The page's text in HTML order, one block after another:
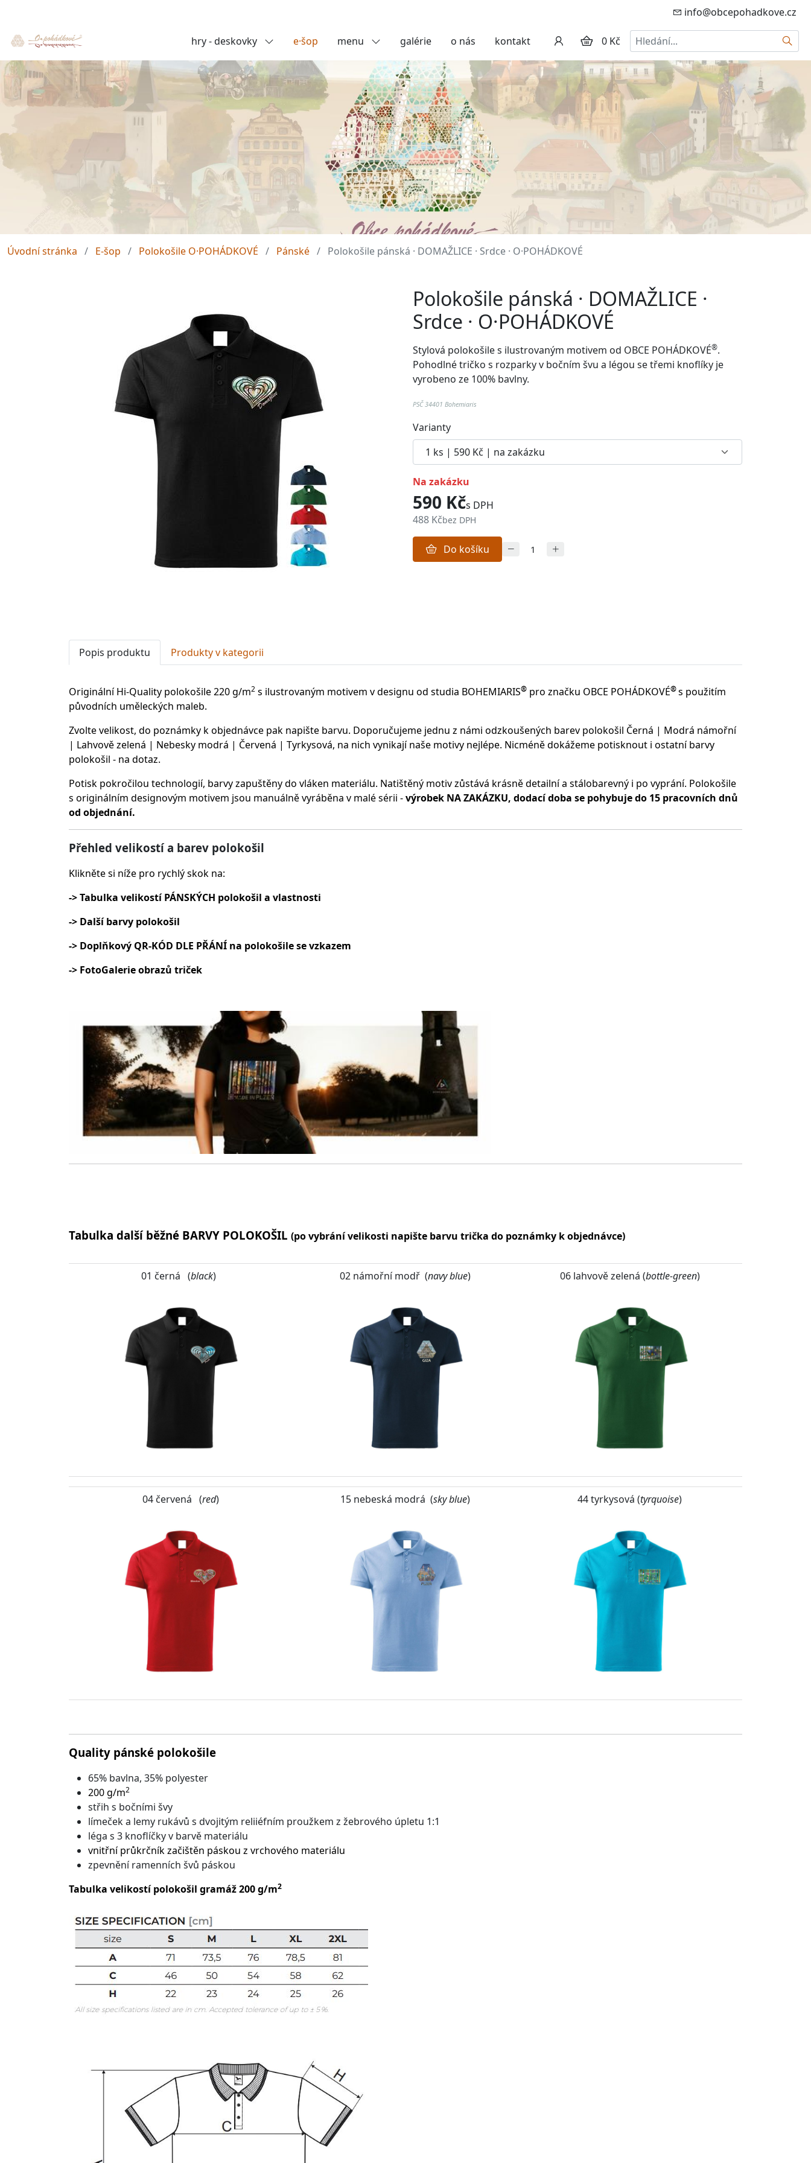
info@obcepohadkove.cz
hry - deskovky e·šop menu galérie o nás kontakt 0 Kč Hledat
Úvodní stránka E-šop Polokošile O·POHÁDKOVÉ Pánské Polokošile pánská · DOMAŽLICE · Srdce · O·POHÁDKOVÉ
Polokošile pánská · DOMAŽLICE ·
Srdce · O·POHÁDKOVÉ
Stylová polokošile s ilustrovaným motivem od OBCE POHÁDKOVÉ®.
Pohodlnétričko s rozparky v bočním švu a légou se třemi knoflíky je
vyrobeno ze 100% bavlny.
PSČ 34401 Bohemiaris
Varianty
na zakázku
590 Kčs DPH
488 Kčbez DPH
Do košíku
Popis produktu Produkty v kategorii
Originální Hi-Quality polokošile 220 g/m2 s ilustrovaným motivem v designu od studia BOHEMIARIS® pro značku OBCE POHÁDKOVÉ®s použitím
původních uměleckých maleb.
Zvolte velikost, do poznámky k objednávce pak napište barvu. Doporučujeme jednu z námi odzkoušených barev polokošil Černá | Modrá námořní
| Lahvově zelená | Nebesky modrá | Červená | Tyrkysová, na nich vynikají naše motivy nejlépe. Nicméně dokážeme potisknout i ostatní barvy
polokošil - na dotaz.
Potisk pokročilou technologií, barvy zapuštěny do vláken materiálu. Natištěný motiv zůstává krásně detailní a stálobarevný i po vyprání. Polokošile
s originálním designovým motivem jsou manuálně vyráběna v malé sérii -výrobek NA ZAKÁZKU, dodací doba se pohybuje do 15 pracovních dnů
od objednání.
Přehled velikostí a barev polokošil
Klikněte si níže pro rychlý skok na:
-> Tabulka velikostí PÁNSKÝCH polokošil a vlastnosti
-> Další barvy polokošil
-> Doplňkový QR-KÓD DLE PŘÁNÍ na polokošile se vzkazem
-> FotoGalerie obrazů triček
Tabulka další běžné BARVY POLOKOŠIL (po vybrání velikosti napište barvu trička do poznámky k objednávce)
01 černá (black) 02 námořní modř (navy blue) 06 lahvově zelená (bottle-green)
04 červená (red) 15 nebeská modrá (sky blue) 44 tyrkysová (tyrquoise)
Quality pánské polokošile
65% bavlna, 35% polyester
200 g/m2
střih s bočními švy
límeček a lemy rukávů s dvojitým reliiéfním proužkem z žebrového úpletu 1:1
léga s 3 knoflíčky v barvě materiálu
vnitřní průkrčník začištěn páskou z vrchového materiálu
zpevnění ramenních švů páskou
Tabulka velikostí polokošil gramáž 200 g/m2